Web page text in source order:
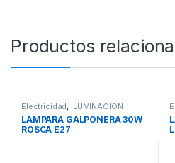
Productos
Electricidad, ILUMINACION
LAMPARA GALPONERA 30W
ROSCA E27